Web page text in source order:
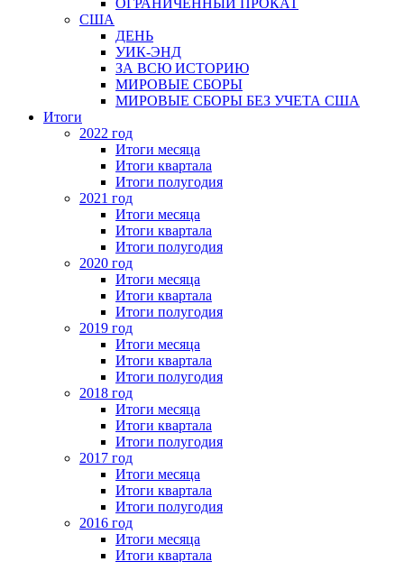
США
ДЕНЬ
УИК-ЭНД
ЗА ВСЮ ИСТОРИЮ
МИРОВЫЕ СБОРЫ
МИРОВЫЕ СБОРЫ БЕЗ УЧЕТА США
Итоги
2022 год
Итоги месяца
Итоги квартала
Итоги полугодия
2021 год
Итоги месяца
Итоги квартала
Итоги полугодия
2020 год
Итоги месяца
Итоги квартала
Итоги полугодия
2019 год
Итоги месяца
Итоги квартала
Итоги полугодия
2018 год
Итоги месяца
Итоги квартала
Итоги полугодия
2017 год
Итоги месяца
Итоги квартала
Итоги полугодия
2016 год
Итоги месяца
Итоги квартала